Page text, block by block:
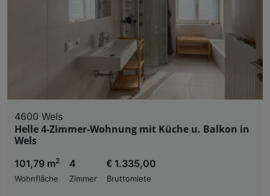
4600 Wels
Helle 4-Zimmer-Wohnung mit Küche u. Balkon in
Wels
101,79 m2
Wohnfläche
4
Zimmer
€ 1.335,00
Bruttomiete